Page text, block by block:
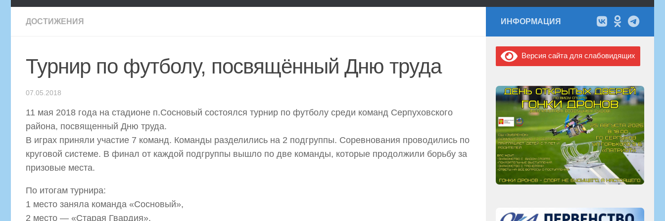
ДОСТИЖЕНИЯ
Турнир по футболу, посвящённый Дню труда
07.05.2018
11 мая 2018 года на стадионе п.Сосновый состоялся турнир по футболу среди команд Серпуховского
района, посвященный Дню труда.
В играх приняли участие 7 команд. Команды разделились на 2 подгруппы. Соревнования проводились по
круговой системе. В финал от каждой подгруппы вышло по две команды, которые продолжили борьбу за
призовые места.
По итогам турнира:
1 место заняла команда «Сосновый»,
2 место — «Старая Гвардия»,
ИНФОРМАЦИЯ
Версия сайта для слабовидящих